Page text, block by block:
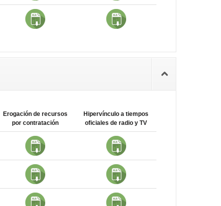
Erogación de recursos
por contratación
Hipervínculo a tiempos
oficiales de radio y TV